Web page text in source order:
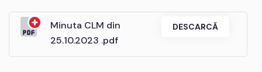
Minuta CLM din
25.10.2023 .pdf
DESCARCĂ